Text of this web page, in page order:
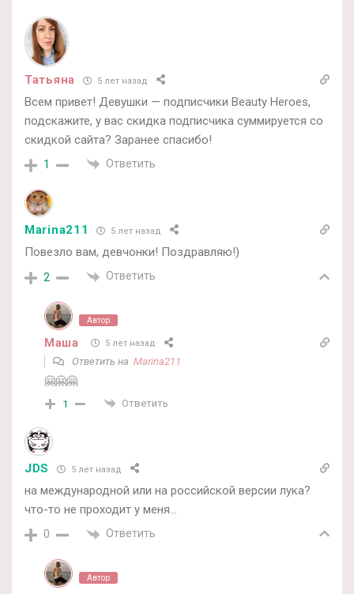
Taтьяна 5 лет назад
Всем привет! Девушки — подписчики Beauty Heroes,
подскажите, у вас скидка подписчика суммируется со
скидкой сайта? Заранее спасибо!
1 Ответить
Marina211 5 лет назад
Повезло вам, девчонки! Поздравляю!)
2 Ответить
Автор
Маша 5 лет назад
Ответить на Marina211
🤗🤗🤗
1 Ответить
JDS 5 лет назад
на международной или на российской версии лука?
что-то не проходит у меня…
0 Ответить
Автор